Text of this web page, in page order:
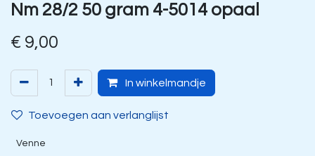
Nm 28/2 50 gram 4-5014 opaal
€ 9,00
In winkelmandje
Toevoegen aan verlanglijst
Venne